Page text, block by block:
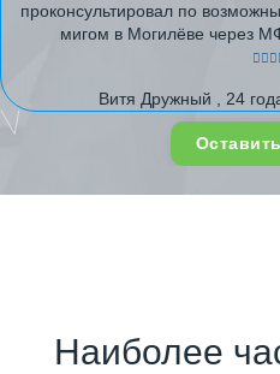
проконсультировал по
мигом в Могилёве через
Витя Дружный , 24
Наиболее